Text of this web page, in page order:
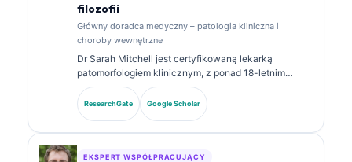
filozofii
Główny doradca medyczny – patologia kliniczna i
choroby wewnętrzne
Dr Sarah Mitchell jest certyfikowaną lekarką
patomorfologiem klinicznym, z ponad 18-letnim
doświadczeniem w medycynie laboratoryjnej i
analizie diagnostycznej. Posiada specjalistyczne
certyfikaty z chemii klinicznej i opublikowała
ResearchGate Google Scholar
EKSPERT WSPÓŁPRACUJĄCY